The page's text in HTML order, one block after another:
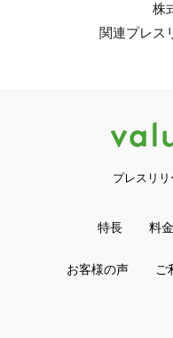
株
関連プレス
プレスリ
特長 料
お客様の声 ご